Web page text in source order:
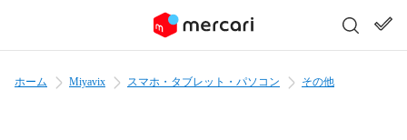
ホーム Miyavix スマホ・タブレット・パソコン その他